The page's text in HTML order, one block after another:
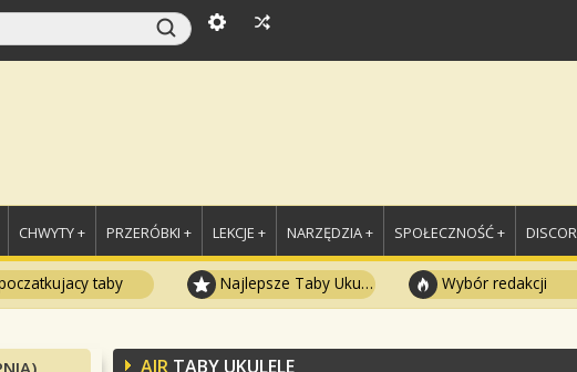
CHWYTY + PRZERÓBKI + LEKCJE + NARZĘDZIA + SPOŁECZNOŚĆ +
taby Najlepsze Taby Ukulele Wybór redakcji
AIR TABY UKULELE